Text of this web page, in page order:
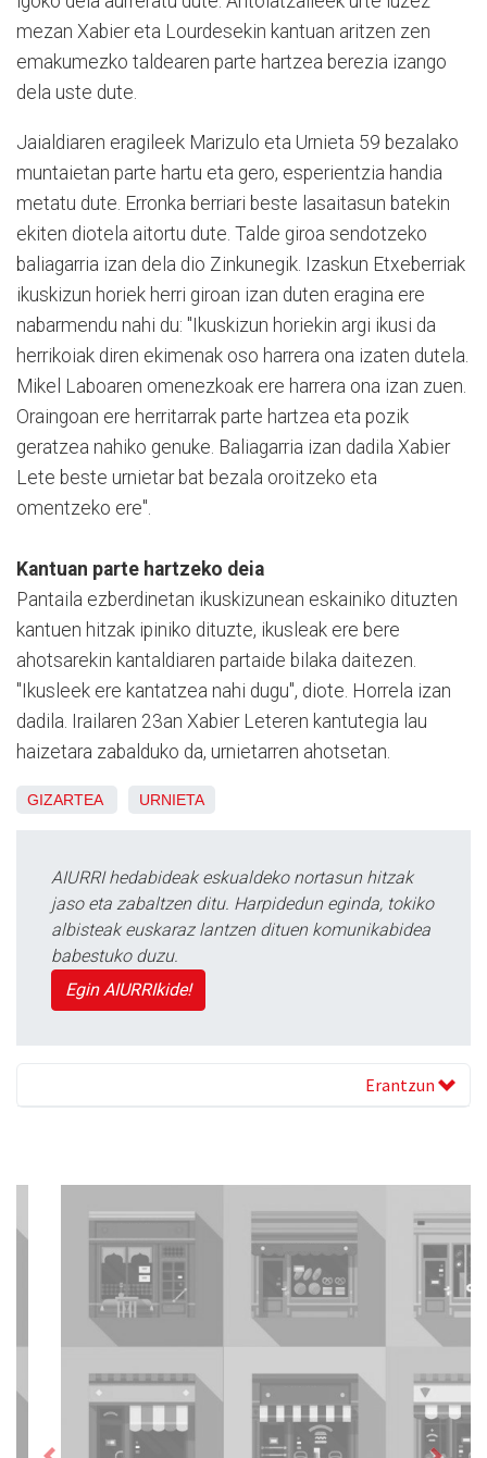
mezan Xabier eta Lourdesekin kantuan aritzen zen
emakumezko taldearen parte hartzea berezia izango
dela uste dute.
Jaialdiaren eragileek Marizulo eta Urnieta 59 bezalako
muntaietan parte hartu eta gero, esperientzia handia
metatu dute. Erronka berriari beste lasaitasun batekin
ekiten diotela aitortu dute. Talde giroa sendotzeko
baliagarria izan dela dio Zinkunegik. Izaskun Etxeberriak
ikuskizun horiek herri giroan izan duten eragina ere
nabarmendu nahi du: "Ikuskizun horiekin argi ikusi da
herrikoiak diren ekimenak oso harrera ona izaten dutela.
Mikel Laboaren omenezkoak ere harrera ona izan zuen.
Oraingoan ere herritarrak parte hartzea eta pozik
geratzea nahiko genuke. Baliagarria izan dadila Xabier
Lete beste urnietar bat bezala oroitzeko eta
omentzeko ere".
Kantuan parte hartzeko deia
Pantaila ezberdinetan ikuskizunean eskainiko dituzten
kantuen hitzak ipiniko dituzte, ikusleak ere bere
ahotsarekin kantaldiaren partaide bilaka daitezen.
"Ikusleek ere kantatzea nahi dugu", diote. Horrela izan
dadila. Irailaren 23an Xabier Leteren kantutegia lau
haizetara zabalduko da, urnietarren ahotsetan.
GIZARTEA URNIETA
AIURRI hedabideak eskualdeko nortasun hitzak
jaso eta zabaltzen ditu. Harpidedun eginda, tokiko
albisteak euskaraz lantzen dituen komunikabidea
babestuko duzu.
Egin AIURRIkide!
Erantzun